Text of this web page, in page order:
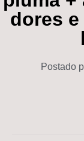
dores
Postado